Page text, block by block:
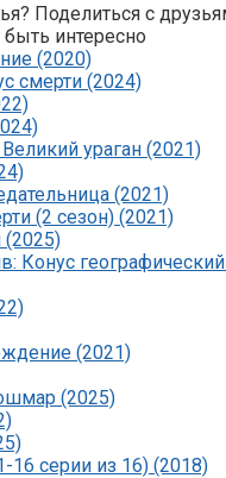
Поделиться с
интересно
(2020)
смерти (2024)
ураган (2021)
(2021)
(2 сезон) (2021)
(2025)
Конус
(2021)
(2025)
16 серии из 16) (2018)